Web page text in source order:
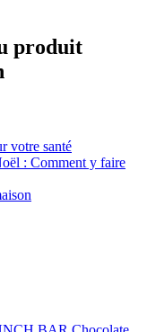
produit
votre santé
: Comment y faire